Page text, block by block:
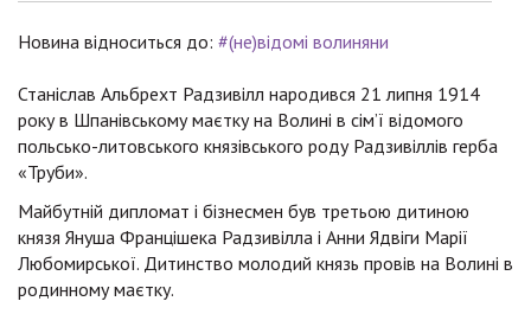
Новина відноситься до: #(не)відомі волиняни
Станіслав Альбрехт Радзивілл народився 21 липня 1914
року в Шпанівському маєтку на Волині в сім’ї відомого
польсько-литовського князівського роду Радзивіллів герба
«Труби».
Майбутній дипломат і бізнесмен був третьою дитиною
князя Януша Францішека Радзивілла і Анни Ядвіги Марії
Любомирської. Дитинство молодий князь провів на Волині в
родинному маєтку.